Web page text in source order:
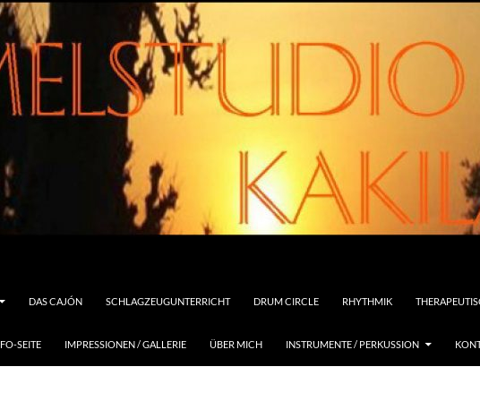
DAS CAJÓN SCHLAGZEUGUNTERRICHT DRUM CIRCLE RHYTHMIK
SEITE IMPRESSIONEN / GALLERIE ÜBER MICH INSTRUMENTE / PERKUSSION